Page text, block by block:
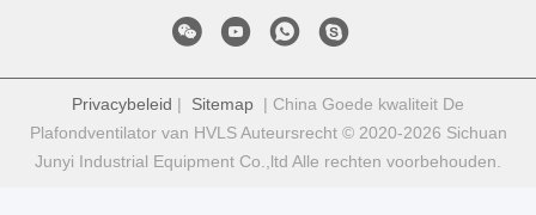
Privacybeleid | Sitemap | China Goede kwaliteit De
Plafondventilator van HVLS Auteursrecht © 2020-2026 Sichuan
Junyi Industrial Equipment Co.,ltd Alle rechten voorbehouden.